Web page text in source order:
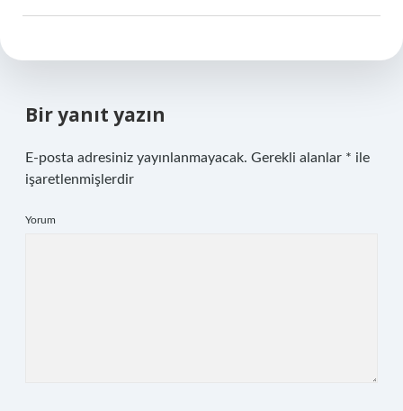
Bir yanıt yazın
E-posta adresiniz yayınlanmayacak. Gerekli alanlar * ile
işaretlenmişlerdir
Yorum